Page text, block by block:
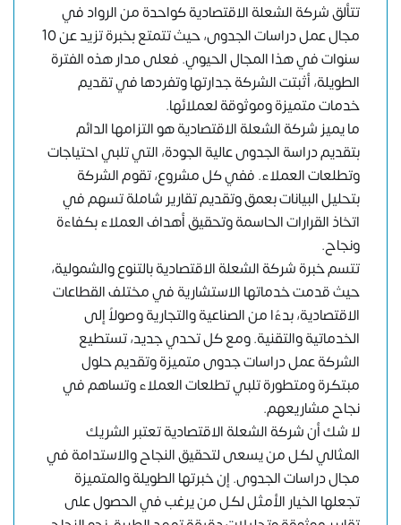
تتألق شركة الشعلة الاقتصادية كواحدة من الرواد في
مجال عمل دراسات الجدوى، حيث تتمتع بخبرة تزيد عن 10
سنوات في هذا المجال الحيوي. فعلى مدار هذه الفترة
الطويلة، أثبتت الشركة جدارتها وتفردها في تقديم
خدمات متميزة وموثوقة لعملائها.
ما يميز شركة الشعلة الاقتصادية هو التزامها الدائم
بتقديم دراسة الجدوى عالية الجودة، التي تلبي احتياجات
وتطلعات العملاء. ففي كل مشروع، تقوم الشركة
بتحليل البيانات بعمق وتقديم تقارير شاملة تسهم في
اتخاذ القرارات الحاسمة وتحقيق أهداف العملاء بكفاءة
ونجاح.
تتسم خبرة شركة الشعلة الاقتصادية بالتنوع والشمولية،
حيث قدمت خدماتها الاستشارية في مختلف القطاعات
الاقتصادية، بدءًا من الصناعية والتجارية وصولاً إلى
الخدماتية والتقنية. ومع كل تحدي جديد، تستطيع
الشركة عمل دراسات جدوى متميزة وتقديم حلول
مبتكرة ومتطورة تلبي تطلعات العملاء وتساهم في
نجاح مشاريعهم.
لا شك أن شركة الشعلة الاقتصادية تعتبر الشريك
المثالي لكل من يسعى لتحقيق النجاح والاستدامة في
مجال دراسات الجدوى. إن خبرتها الطويلة والمتميزة
تجعلها الخيار الأمثل لكل من يرغب في الحصول على